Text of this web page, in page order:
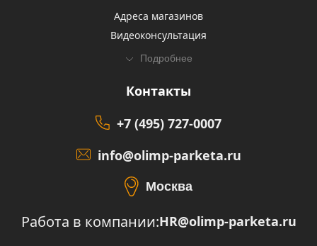
Адреса магазинов
Видеоконсультация
Подробнее
Контакты
+7 (495) 727-0007
info@olimp-parketa.ru
Москва
Работа в компании:HR@olimp-parketa.ru